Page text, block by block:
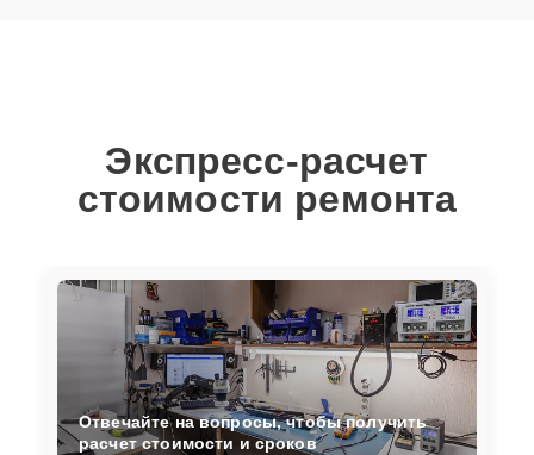
Экспресс-расчет
стоимости ремонта
Отвечайте на вопросы, чтобы получить
расчет стоимости и сроков